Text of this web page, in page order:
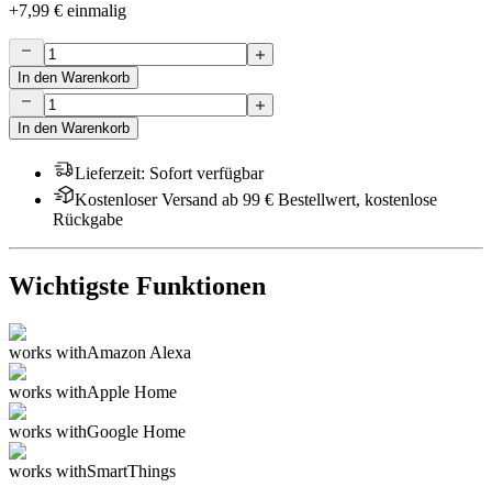
+7,99 € einmalig
In den Warenkorb
In den Warenkorb
Lieferzeit: Sofort verfügbar
Kostenloser Versand ab 99 € Bestellwert, kostenlose
Rückgabe
Wichtigste Funktionen
works withAmazon Alexa
works withApple Home
works withGoogle Home
works withSmartThings